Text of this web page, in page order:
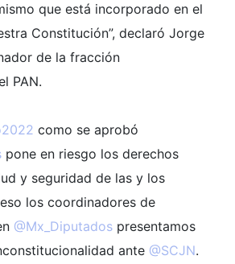
que está incorporado en el
Constitución”, declaró Jorge
de la fracción
PAN.
como se aprobó
pone en riesgo los derechos
y seguridad de las y los
los coordinadores de
@Mx_Diputados presentamos
ante @SCJN.